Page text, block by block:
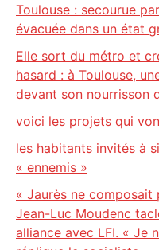
Toulouse : secourue
évacuée dans un état
Elle sort du métro et
hasard : à Toulouse,
devant son nourrisson
voici les projets qui
les habitants invités à
« ennemis »
« Jaurès ne composait
Jean-Luc Moudenc
alliance avec LFI. « Je